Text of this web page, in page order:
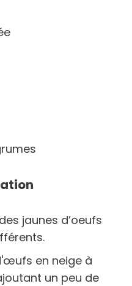
jaunes d’oeufs
en neige à
un peu de